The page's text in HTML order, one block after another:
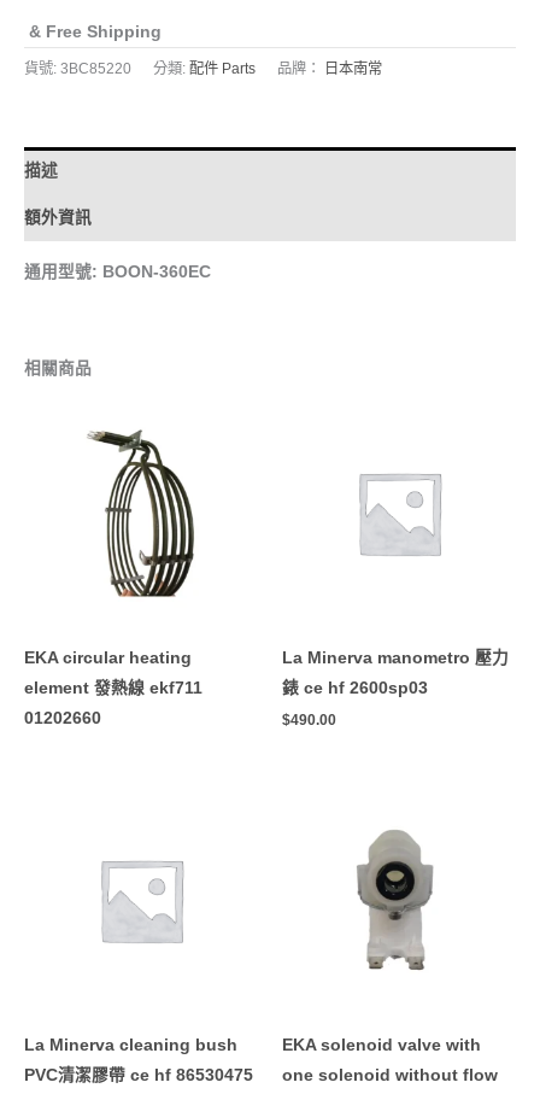
& Free Shipping
貨號: 3BC85220 分類: 配件 Parts 品牌： 日本南常
描述
額外資訊
通用型號: BOON-360EC
相關商品
EKA circular heating
element 發熱線 ekf711
01202660
La Minerva manometro 壓力
錶 ce hf 2600sp03
$490.00
La Minerva cleaning bush
PVC清潔膠帶 ce hf 86530475
EKA solenoid valve with
one solenoid without flow